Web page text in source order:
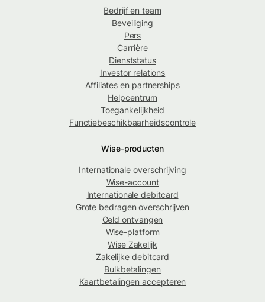
Bedrijf en team
Beveiliging
Pers
Carrière
Dienststatus
Investor relations
Affiliates en partnerships
Helpcentrum
Toegankelijkheid
Functiebeschikbaarheidscontrole
Wise-producten
Internationale overschrijving
Wise-account
Internationale debitcard
Grote bedragen overschrijven
Geld ontvangen
Wise-platform
Wise Zakelijk
Zakelijke debitcard
Bulkbetalingen
Kaartbetalingen accepteren